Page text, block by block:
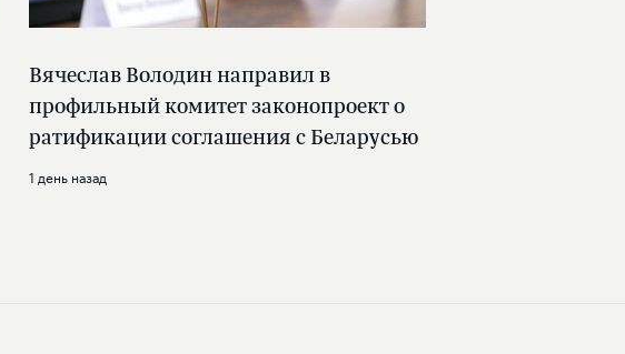
Вячеслав Володин направил в
профильный комитет законопроект о
ратификации соглашения с Беларусью
1 день назад